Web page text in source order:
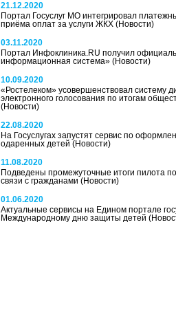
21.12.2020
Портал Госуслуг МО интегрировал
приёма оплат за услуги ЖКХ (Новости)
03.11.2020
Портал Инфоклиника.RU получил
информационная система» (Новости)
10.09.2020
«Ростелеком» усовершенствовал систему
электронного голосования по итогам
(Новости)
22.08.2020
На Госуслугах запустят сервис по
одаренных детей (Новости)
11.08.2020
Подведены промежуточные итоги пилота
связи с гражданами (Новости)
01.06.2020
Актуальные сервисы на Едином портале
Международному дню защиты детей